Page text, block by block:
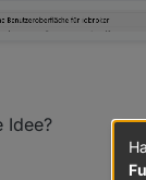
Controller habe
Idee?